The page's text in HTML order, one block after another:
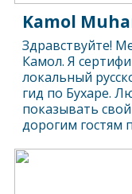
Kamol
Здравствуйте!
Камол. Я
локальный
гид по Бухаре.
показывать
дорогим гостям